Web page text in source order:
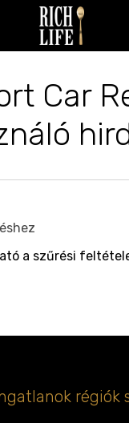
Car
a szűrési
régiók